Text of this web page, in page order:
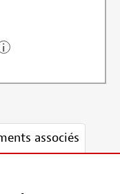
associés